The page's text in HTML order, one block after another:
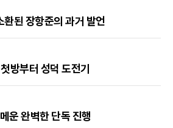
된 장항준의 과거 발언
방부터 성덕 도전기
운 완벽한 단독 진행